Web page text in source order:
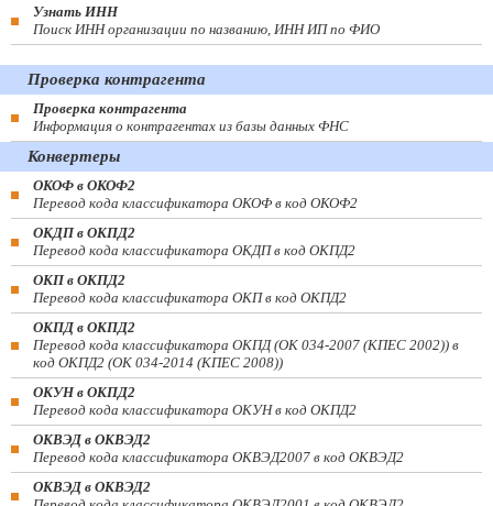
Узнать ИНН
Поиск ИНН организации по названию, ИНН ИП по ФИО
Проверка контрагента
Проверка контрагента
Информация о контрагентах из базы данных ФНС
Конвертеры
ОКОФ в ОКОФ2
Перевод кода классификатора ОКОФ в код ОКОФ2
ОКДП в ОКПД2
Перевод кода классификатора ОКДП в код ОКПД2
ОКП в ОКПД2
Перевод кода классификатора ОКП в код ОКПД2
ОКПД в ОКПД2
Перевод кода классификатора ОКПД (ОК 034-2007 (КПЕС 2002)) в
код ОКПД2 (ОК 034-2014 (КПЕС 2008))
ОКУН в ОКПД2
Перевод кода классификатора ОКУН в код ОКПД2
ОКВЭД в ОКВЭД2
Перевод кода классификатора ОКВЭД2007 в код ОКВЭД2
ОКВЭД в ОКВЭД2